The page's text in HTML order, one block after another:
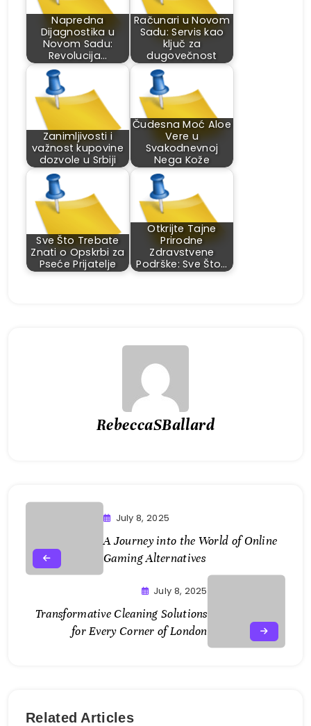
Napredna
Dijagnostika u
Novom Sadu:
Revolucija…
Računari u Novom
Sadu: Servis kao
ključ za
dugovečnost
Zanimljivosti i
važnost kupovine
dozvole u Srbiji
Čudesna Moć Aloe
Vere u
Svakodnevnoj
Nega Kože
Sve Što Trebate
Znati o Opskrbi za
Pseće Prijatelje
Otkrijte Tajne
Prirodne
Zdravstvene
Podrške: Sve Što…
RebeccaSBallard
July 8, 2025
A Journey into the World of Online
Gaming Alternatives
July 8, 2025
Transformative Cleaning Solutions
for Every Corner of London
Related Articles